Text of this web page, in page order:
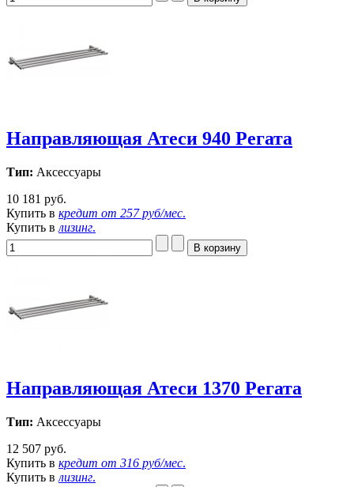
Направляющая Атеси 940 Регата
Тип: Аксессуары
10 181 руб.
Купить в кредит от 257 руб/мес.
Купить в лизинг.
Направляющая Атеси 1370 Регата
Тип: Аксессуары
12 507 руб.
Купить в кредит от 316 руб/мес.
Купить в лизинг.